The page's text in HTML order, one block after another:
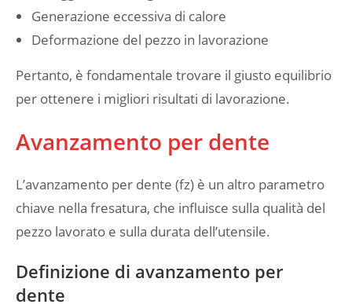
Generazione eccessiva di calore
Deformazione del pezzo in lavorazione
Pertanto, è fondamentale trovare il giusto equilibrio
per ottenere i migliori risultati di lavorazione.
Avanzamento per dente
L’avanzamento per dente (fz) è un altro parametro
chiave nella fresatura, che influisce sulla qualità del
pezzo lavorato e sulla durata dell’utensile.
Definizione di avanzamento per
dente